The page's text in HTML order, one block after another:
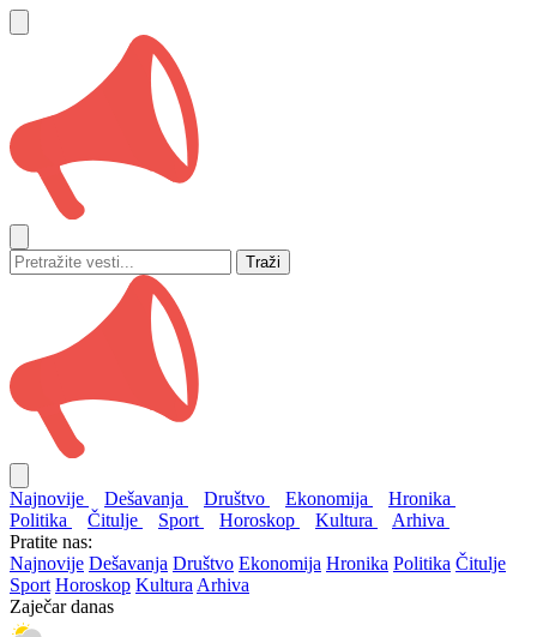
Traži
Najnovije Dešavanja Društvo Ekonomija
Hronika
Politika
Čitulje Sport Horoskop Kultura
Arhiva
Pratite nas:
Najnovije Dešavanja Društvo Ekonomija Hronika Politika Čitulje
Sport Horoskop Kultura Arhiva
Zaječar danas